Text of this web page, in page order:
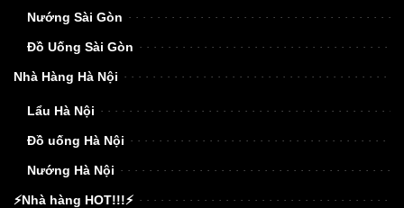
Nướng Sài Gòn
Đồ Uống Sài Gòn
Nhà Hàng Hà Nội
Lẩu Hà Nội
Đồ uống Hà Nội
Nướng Hà Nội
⚡Nhà hàng HOT!!!⚡